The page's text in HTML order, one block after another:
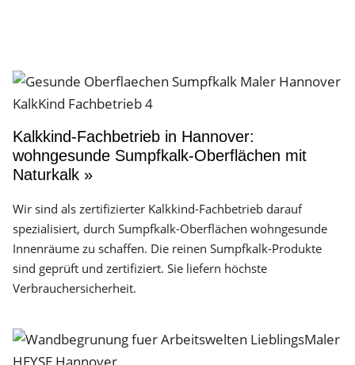
Kalkkind-Fachbetrieb in Hannover:
wohngesunde Sumpfkalk-Oberflächen mit
Naturkalk »
Wir sind als zertifizierter Kalkkind-Fachbetrieb darauf
spezialisiert, durch Sumpfkalk-Oberflächen wohngesunde
Innenräume zu schaffen. Die reinen Sumpfkalk-Produkte
sind geprüft und zertifiziert. Sie liefern höchste
Verbrauchersicherheit.